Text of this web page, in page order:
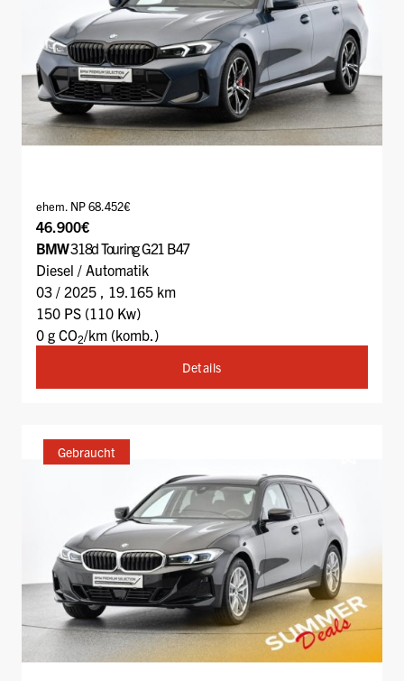
ehem. NP 68.452€
46.900€
BMW318d Touring G21 B47
Diesel / Automatik
03 / 2025 , 19.165 km
150 PS (110 Kw)
0 g CO2/km (komb.)
Details
Gebraucht